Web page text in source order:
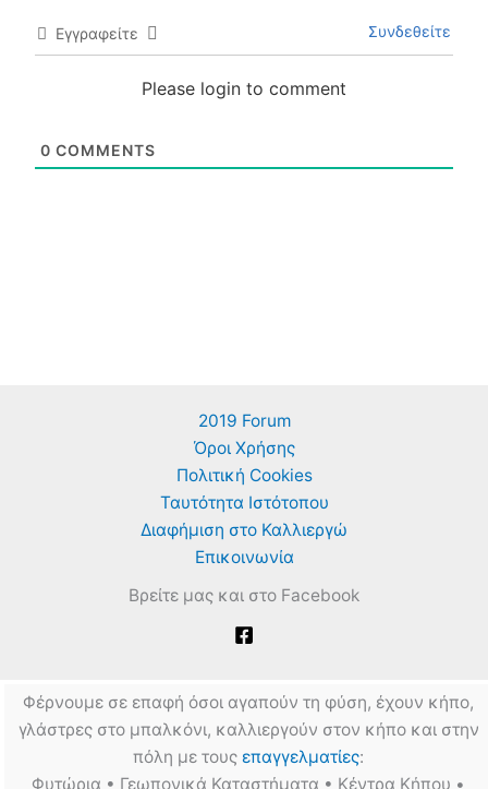
Εγγραφείτε Συνδεθείτε
Please login to comment
0 COMMENTS
2019 Forum
Όροι Χρήσης
Πολιτική Cookies
Ταυτότητα Ιστότοπου
Διαφήμιση στο Καλλιεργώ
Επικοινωνία
Βρείτε μας και στο Facebook
Φέρνουμε σε επαφή όσοι αγαπούν τη φύση, έχουν κήπο,
γλάστρες στο μπαλκόνι, καλλιεργούν στον κήπο και στην
πόλη με τους επαγγελματίες:
Φυτώρια • Γεωπονικά Καταστήματα • Κέντρα Κήπου •